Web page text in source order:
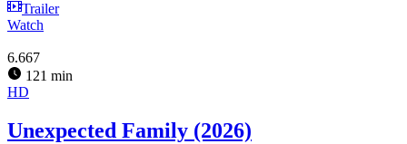
Trailer
Watch
6.667
121 min
HD
Unexpected Family (2026)